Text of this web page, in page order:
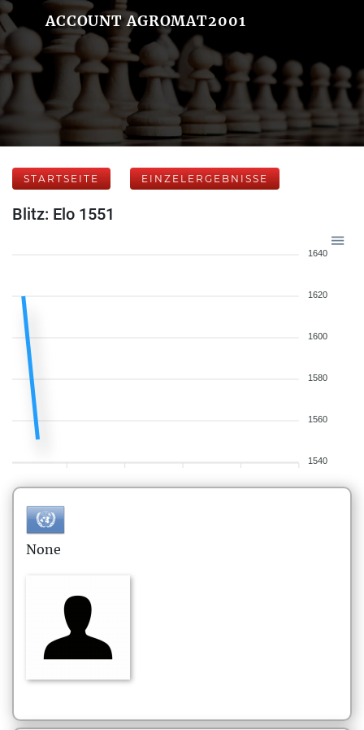
ACCOUNT AGROMAT2001
STARTSEITE EINZELERGEBNISSE
Blitz: Elo 1551
1640
1620
1600
1580
1560
1540
None